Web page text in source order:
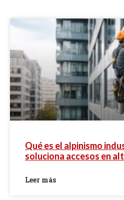
Qué es el alpinismo
soluciona accesos en
Leer más